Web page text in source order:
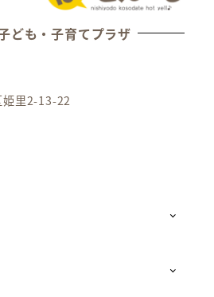
ども・子育てプラザ
里2-13-22